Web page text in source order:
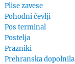
Plise zavese
Pohodni čevlji
Pos terminal
Postelja
Prazniki
Prehranska dopolnila